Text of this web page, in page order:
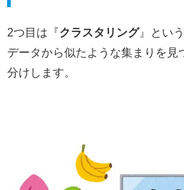
2つ目は『クラスタリング』という
データから似たような集まりを見
分けします。